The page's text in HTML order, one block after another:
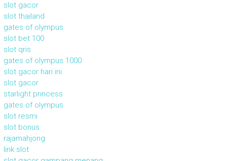
slot gacor
slot thailand
gates of olympus
slot bet 100
slot qris
gates of olympus 1000
slot gacor hari ini
slot gacor
starlight princess
gates of olympus
slot resmi
slot bonus
rajamahjong
link slot